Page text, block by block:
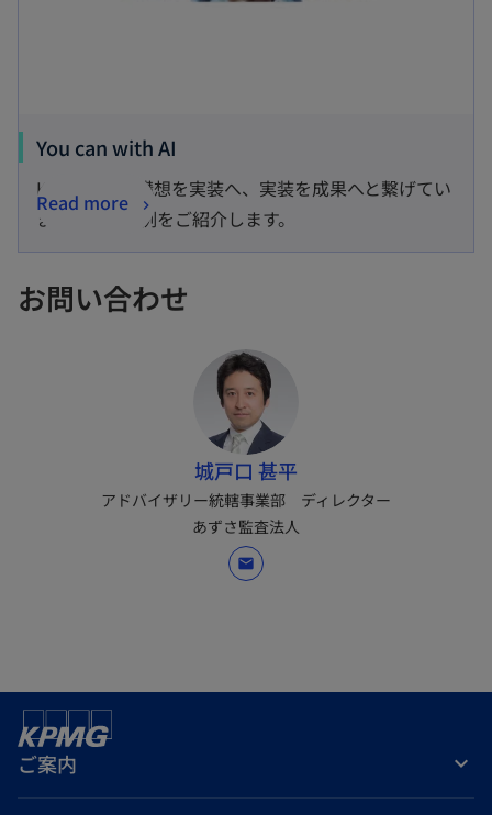
You can with AI
KPMGはAIで構想を実装へ、実装を成果へと繋げてい
ます。その実例をご紹介します。
Read more
お問い合わせ
城戸口 甚平
アドバイザリー統轄事業部 ディレクター
あずさ監査法人
mail
ご案内